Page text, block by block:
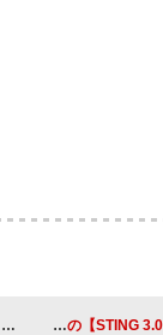
スティング、トリオ